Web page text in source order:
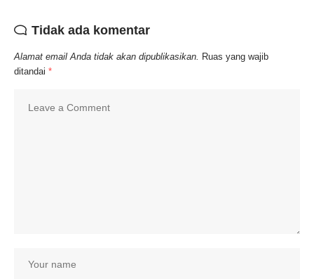
Tidak ada komentar
Alamat email Anda tidak akan dipublikasikan. Ruas yang wajib
ditandai *